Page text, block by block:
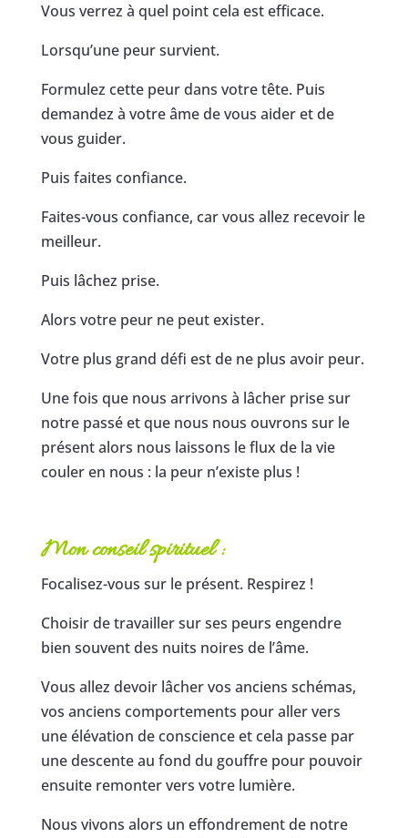
Vous verrez à quel point cela est efficace.
Lorsqu’une peur survient.
Formulez cette peur dans votre tête. Puis
demandez à votre âme de vous aider et de
vous guider.
Puis faites confiance.
Faites-vous confiance, car vous allez recevoir le
meilleur.
Puis lâchez prise.
Alors votre peur ne peut exister.
Votre plus grand défi est de ne plus avoir peur.
Une fois que nous arrivons à lâcher prise sur
notre passé et que nous nous ouvrons sur le
présent alors nous laissons le flux de la vie
couler en nous : la peur n’existe plus !
Mon conseil spirituel :
Focalisez-vous sur le présent. Respirez !
Choisir de travailler sur ses peurs engendre
bien souvent des nuits noires de l’âme.
Vous allez devoir lâcher vos anciens schémas,
vos anciens comportements pour aller vers
une élévation de conscience et cela passe par
une descente au fond du gouffre pour pouvoir
ensuite remonter vers votre lumière.
Nous vivons alors un effondrement de notre